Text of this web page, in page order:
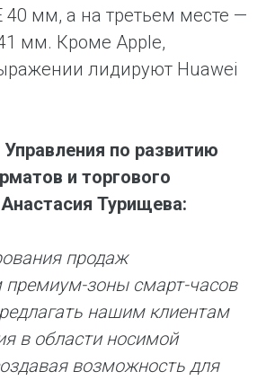
40 мм, а на третьем месте —
мм. Кроме Apple,
лидируют Huawei
по развитию
и торгового
Турищева:
продаж
зоны смарт-часов
нашим клиентам
в области носимой
возможность для